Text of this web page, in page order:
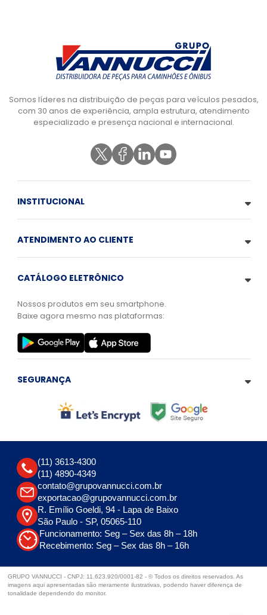
Somos líderes na distribuição de peças para veículos pesados,
com 30 anos de experiência, ampla estrutura, atendimento
especializado e presença nacional e internacional.
INSTITUCIONAL
ATENDIMENTO AO CLIENTE
CATÁLOGO ELETRÔNICO
Nossos produtos em seu smartphone.
Baixe agora mesmo nas plataformas:
SEGURANÇA
(11) 3613-4300
(11) 4890-4349
contato@grupovannucci.com.br
exportacao@grupovannucci.com.br
R. Emílio Goeldi, 94 - Lapa de Baixo
São Paulo - SP, 05065-110
Funcionamento: Seg – Sex das 8h – 18h
Recebimento: Seg – Sex das 8h – 16h
GRUPO VANNUCCI - CNPJ: 11.623.920/0001-82 - © Todos os direitos reservados. As
imagens aqui apresentadas são meramente ilustrativas, podendo haver diferença de
tonalidade dependendo do monitor.